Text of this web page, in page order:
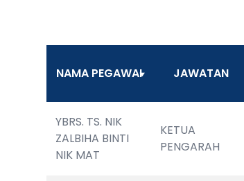
NAMA PEGAWAI JAWATAN
YBRS. TS. NIK
ZALBIHA BINTI
NIK MAT
KETUA
PENGARAH